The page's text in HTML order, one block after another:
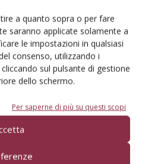
a quanto sopra o per fare
saranno applicate solamente a
le impostazioni in qualsiasi
consenso, utilizzando i
sul pulsante di gestione
dello schermo.
Per saperne di più su questi scopi
con
data tra il costruttore di